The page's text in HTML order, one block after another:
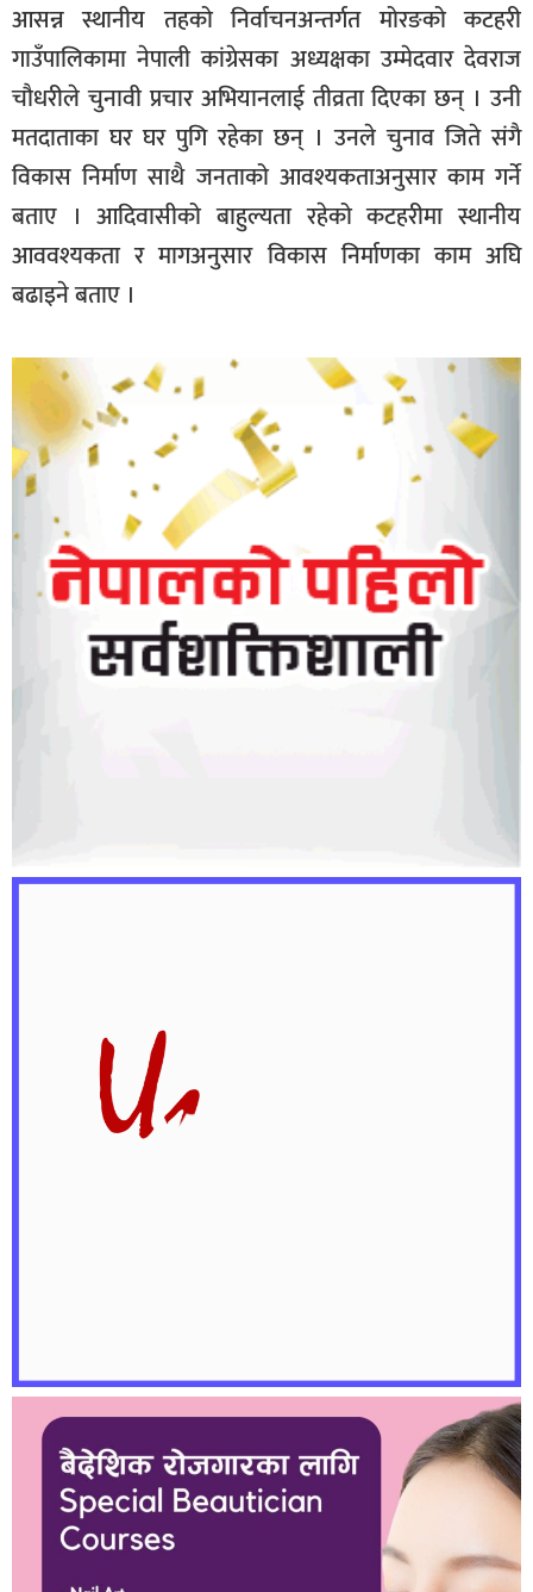
आसन्न स्थानीय तहको निर्वाचनअन्तर्गत मोरङको कटहरी
गाउँपालिकामा नेपाली कांग्रेसका अध्यक्षका उम्मेदवार देवराज
चौधरीले चुनावी प्रचार अभियानलाई तीव्रता दिएका छन् । उनी
मतदाताका घर घर पुगि रहेका छन् । उनले चुनाव जिते संगै
विकास निर्माण साथै जनताको आवश्यकताअनुसार काम गर्ने
बताए । आदिवासीको बाहुल्यता रहेको कटहरीमा स्थानीय
आववश्यकता र मागअनुसार विकास निर्माणका काम अघि
बढाइने बताए ।